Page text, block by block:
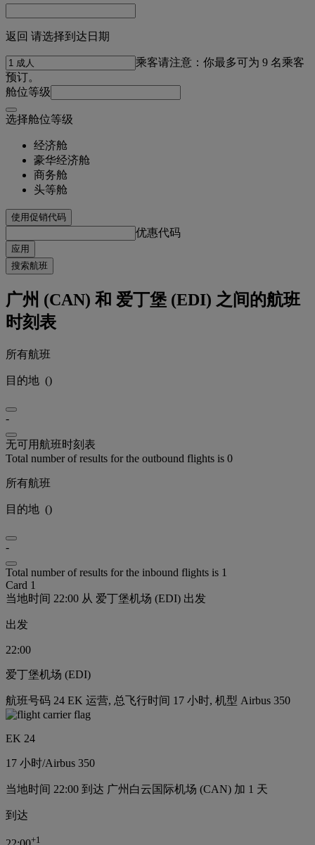
返回 请选择到达日期
乘客请注意：你最多可为 9 名乘客
预订。
舱位等级
选择舱位等级
经济舱
豪华经济舱
商务舱
头等舱
使用促销代码
优惠代码
应用
搜索航班
广州 (CAN) 和 爱丁堡 (EDI) 之间的航班
时刻表
所有航班
目的地 ()
-
无可用航班时刻表
Total number of results for the outbound flights is 0
所有航班
目的地 ()
-
Total number of results for the inbound flights is 1
Card 1
当地时间 22:00 从 爱丁堡机场 (EDI) 出发
出发
22:00
爱丁堡机场 (EDI)
航班号码 24 EK 运营, 总飞行时间 17 小时, 机型 Airbus 350
EK 24
17 小时/Airbus 350
当地时间 22:00 到达 广州白云国际机场 (CAN) 加 1 天
到达
+1